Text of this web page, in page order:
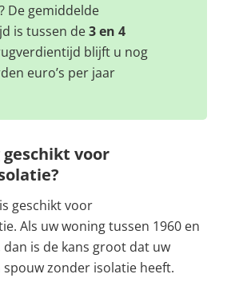
De gemiddelde
is tussen de3 en 4
blijft u nog
euro’s per jaar
voor
geschikt voor
Als uw woning tussen 1960 en
dan is de kans groot dat uw
zonder isolatie heeft.